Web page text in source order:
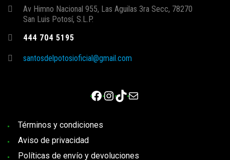
Av Himno Nacional 955, Las Aguilas 3ra Secc, 78270
San Luis Potosí, S.L.P.
444 704 5195
santosdelpotosioficial@gmail.com
Facebook
Instagram
TikTok
Correo electrónico
Términos y condiciones
Aviso de privacidad
Políticas de envío y devoluciones